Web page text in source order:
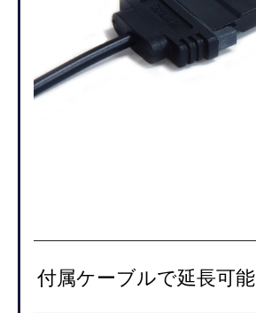
付属ケーブルで延長可能